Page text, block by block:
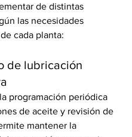
de distintas
las necesidades
cada planta:
de lubricación
programación periódica
de aceite y revisión de
mantener la